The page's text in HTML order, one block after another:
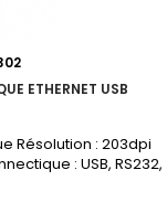
ETHERNET USB
Résolution : 203dpi
: USB, RS232,